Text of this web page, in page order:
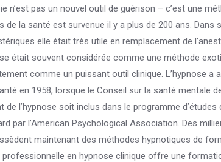
n’est pas un nouvel outil de guérison – c’est une
de la santé est survenue il y a plus de 200 ans.
elle était très utile en remplacement de
était souvent considérée comme une méthode
comme un puissant outil clinique. L’hypnose
en 1958, lorsque le Conseil sur la santé mentale
de l’hypnose soit inclus dans le programme
par l’American Psychological Association. Des
maintenant des méthodes hypnotiques de
professionnelle en hypnose clinique offre une